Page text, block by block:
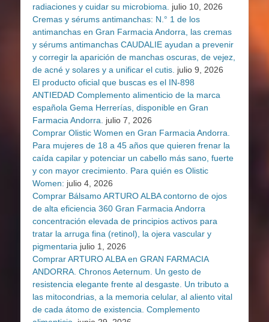
radiaciones y cuidar su microbioma. julio 10, 2026
Cremas y sérums antimanchas: N.° 1 de los
antimanchas en Gran Farmacia Andorra, las cremas
y sérums antimanchas CAUDALIE ayudan a prevenir
y corregir la aparición de manchas oscuras, de vejez,
de acné y solares y a unificar el cutis. julio 9, 2026
El producto oficial que buscas es el IN-898
ANTIEDAD Complemento alimenticio de la marca
española Gema Herrerías, disponible en Gran
Farmacia Andorra. julio 7, 2026
Comprar Olistic Women en Gran Farmacia Andorra.
Para mujeres de 18 a 45 años que quieren frenar la
caída capilar y potenciar un cabello más sano, fuerte
y con mayor crecimiento. Para quién es Olistic
Women: julio 4, 2026
Comprar Bálsamo ARTURO ALBA contorno de ojos
de alta eficiencia 360 Gran Farmacia Andorra
concentración elevada de principios activos para
tratar la arruga fina (retinol), la ojera vascular y
pigmentaria julio 1, 2026
Comprar ARTURO ALBA en GRAN FARMACIA
ANDORRA. Chronos Aeternum. Un gesto de
resistencia elegante frente al desgaste. Un tributo a
las mitocondrias, a la memoria celular, al aliento vital
de cada átomo de existencia. Complemento